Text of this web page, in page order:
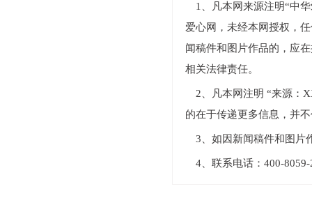
1、凡本网来源注明“中
爱心网，未经本网授权，
闻稿件和图片作品的，应
相关法律责任。
2、凡本网注明 “来源：
的在于传递更多信息，并
3、如因新闻稿件和图片
4、联系电话：400-